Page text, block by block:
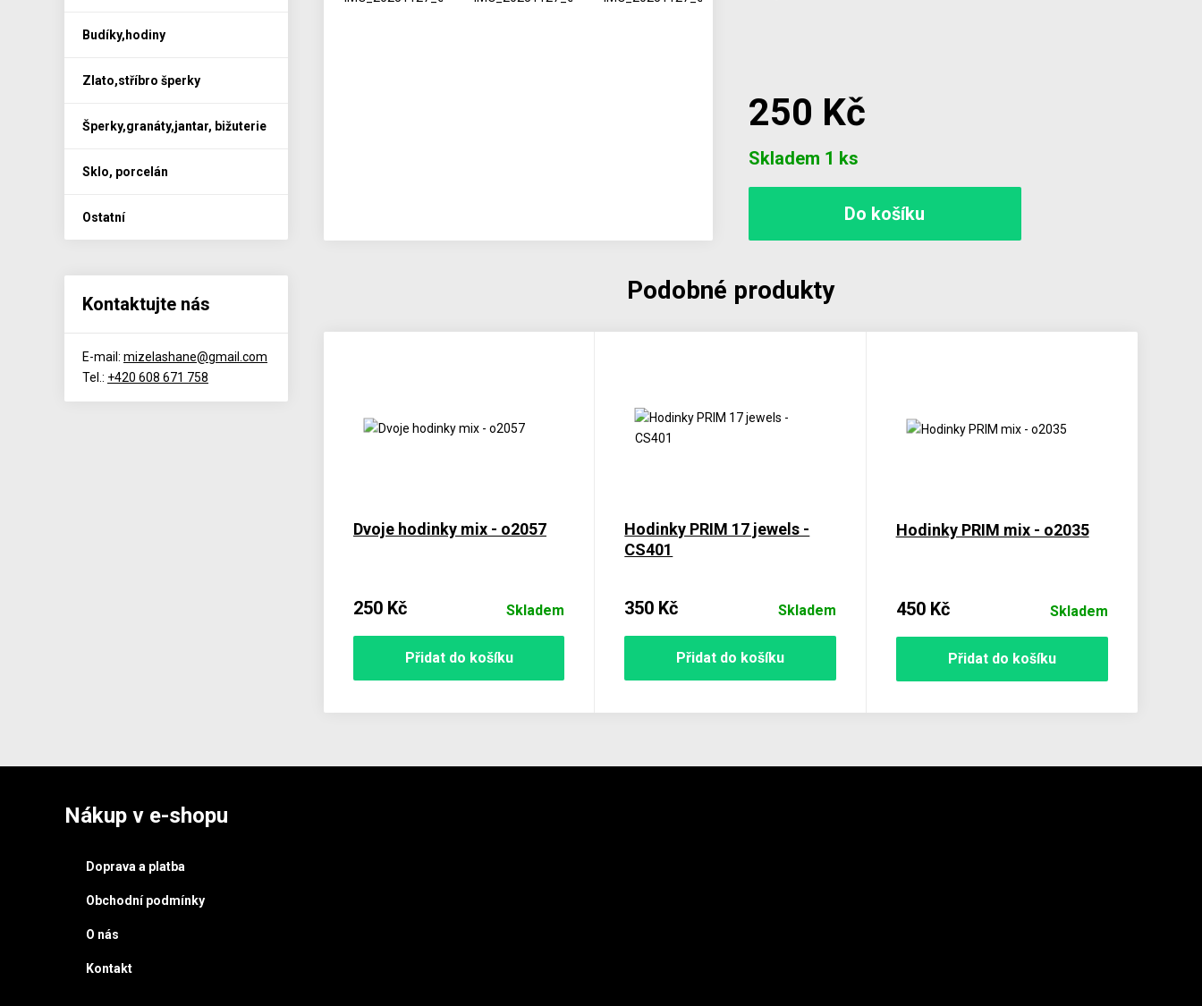
250 Kč
Skladem 1 ks
Podobné produkty
Dvoje hodinky mix - o2057
250 Kč Skladem
Přidat do košíku
Hodinky PRIM 17 jewels -
CS401
350 Kč Skladem
Přidat do košíku
Hodinky PRIM mix - o2035
450 Kč Skladem
Přidat do košíku
Budíky,hodiny
Zlato,stříbro šperky
Šperky,granáty,jantar, bižuterie
Sklo, porcelán
Ostatní
Kontaktujte nás
E-mail: mizelashane@gmail.com
Tel.: +420 608 671 758
Nákup v e-shopu
Doprava a platba
Obchodní podmínky
O nás
Kontakt